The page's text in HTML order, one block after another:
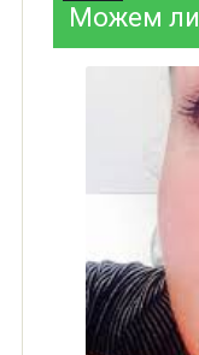
Можем ли, и как да